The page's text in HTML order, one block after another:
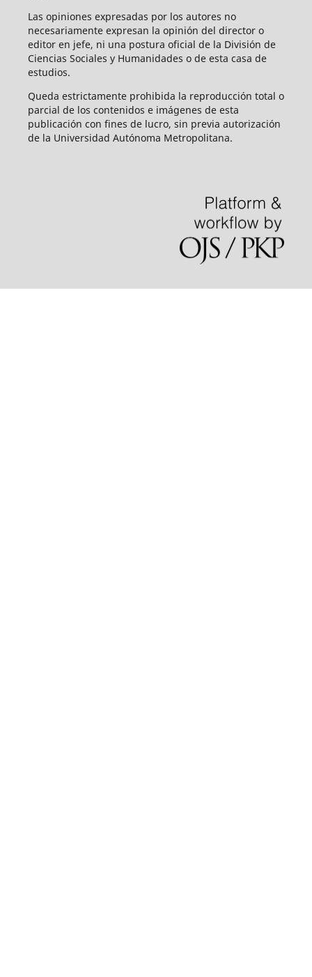
Las opiniones expresadas por los autores no
necesariamente expresan la opinión del director o
editor en jefe, ni una postura oficial de la División de
Ciencias Sociales y Humanidades o de esta casa de
estudios.
Queda estrictamente prohibida la reproducción total o
parcial de los contenidos e imágenes de esta
publicación con fines de lucro, sin previa autorización
de la Universidad Autónoma Metropolitana.